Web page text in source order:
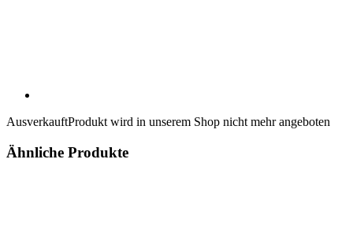
AusverkauftProdukt wird in unserem Shop nicht mehr angeboten
Ähnliche Produkte